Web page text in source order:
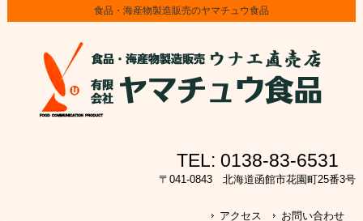
食品・海産物製造販売のヤマチュウ食品
TEL: 0138-83-6531
〒041-0843 北海道函館市花園町25番3号
アクセス お問い合わせ